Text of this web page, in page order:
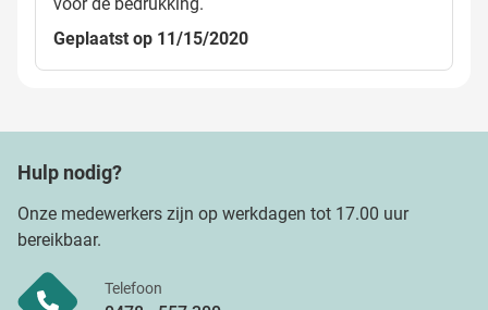
Geplaatst op 11/15/2020
Hulp nodig?
Onze medewerkers zijn op werkdagen tot 17.00 uur
bereikbaar.
Telefoon